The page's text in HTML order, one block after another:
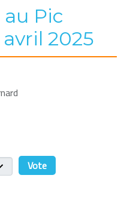
Pic
2025